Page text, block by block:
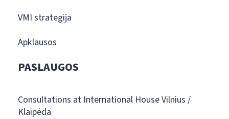
VMI strategija
Apklausos
PASLAUGOS
Consultations at International House Vilnius /
Klaipėda